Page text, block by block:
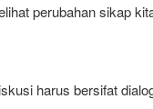
perubahan sikap
harus bersifat